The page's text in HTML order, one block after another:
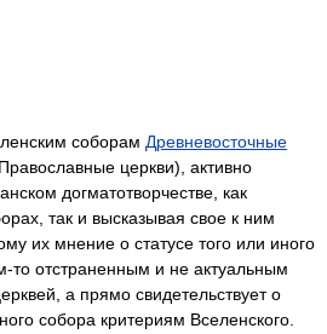
соборам Древневосточные
церкви), активно
догматотворчестве, как
так и высказывая свое к ним
их мнение о статусе того или иного
то отстраненным и не актуальным
а прямо свидетельствует о
собора критериям Вселенского.